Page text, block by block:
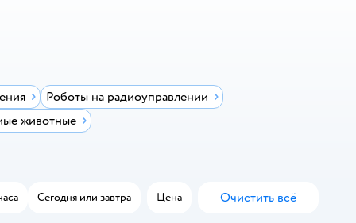
Роботы на радиоуправлении
животные
Сегодня или завтра Цена Очистить всё